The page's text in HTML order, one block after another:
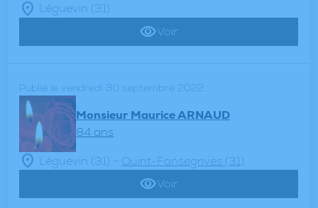
Léguevin (31)
Voir
Publié le vendredi 30 septembre 2022
Monsieur Maurice ARNAUD
84 ans
Léguevin (31) - Quint-Fonsegrives (31)
Voir